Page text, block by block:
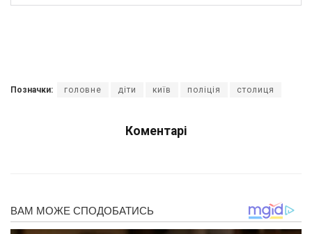
Позначки: головне діти київ поліція столиця
Коментарі